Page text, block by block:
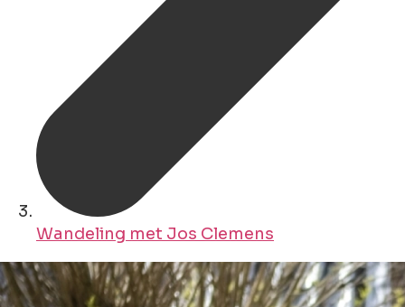
Wandeling met Jos Clemens